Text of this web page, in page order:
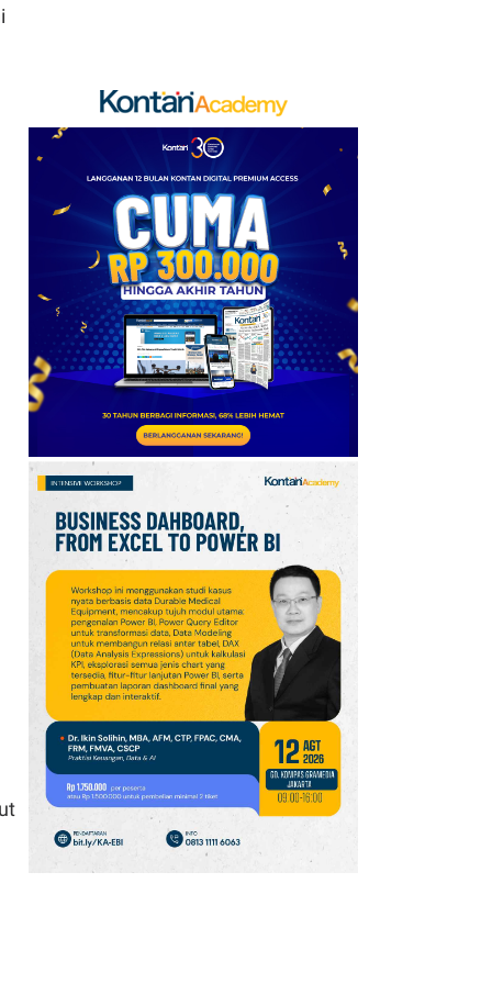
Didatangi Petugas Pajak
Mulai Tahun Depan
10
Hashim Ungkap
Kekhawatiran Investor
soal Arah Kebijakan
Pemerintahan Prabowo
11 Berkshire Percepat
Buyback Saham dan
Kurangi Cadangan Kas,
Laba Melebihi
Ekspektasi
12 Pemerintah Bakal Guyur
Subsidi Mobil Listrik
hingga 40%, Begini
Kesiapan Kemenperin
13 IHSG Diproyeksikan
Menguat pada
Perdagangan Senin
(10/8), Cek Rekomendasi
Sahamnya
14 Harga Emas Antam (8
Agustus) Naik, Spread
dengan Buyback Rp
179.000 per Gram